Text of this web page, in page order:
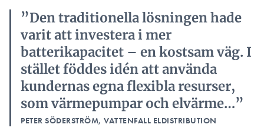
”Den traditionella lösningen hade
varit att investera i mer
batterikapacitet – en kostsam väg. I
stället föddes idén att använda
kundernas egna flexibla resurser,
som värmepumpar och elvärme…”
PETER SÖDERSTRÖM, VATTENFALL ELDISTRIBUTION